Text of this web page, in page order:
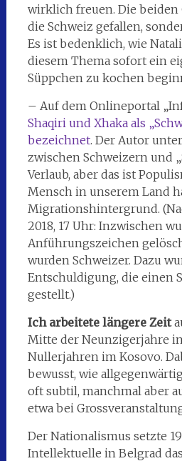
wirklich freuen. Die
die Schweiz gefallen,
Es ist bedenklich, wie
diesem Thema sofort ein
Süppchen zu kochen
– Auf dem Onlineportal
Shaqiri und Xhaka als
bezeichnet. Der Autor
zwischen Schweizern und
Verlaub, aber das ist
Mensch in unserem Land
Migrationshintergrund.
2018, 17 Uhr: Inzwischen
Anführungszeichen
wurden Schweizer. Dazu
Entschuldigung, die einen
gestellt.)
Ich arbeitete längere Zeit
Mitte der Neunzigerjahre
Nullerjahren im Kosovo.
bewusst, wie
oft subtil, manchmal aber
etwa bei
Der Nationalismus setzte
Intellektuelle in Belgrad